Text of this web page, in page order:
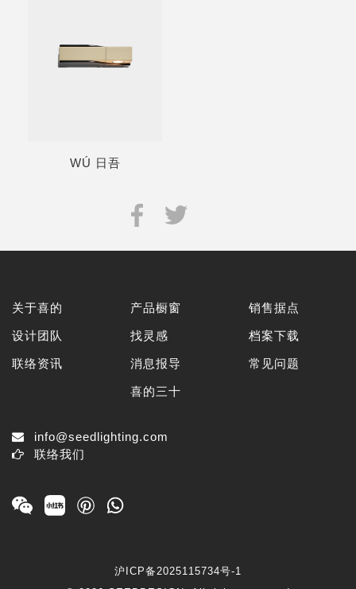
WÚ 日吾
关于喜的
设计团队
联络资讯
产品橱窗
找灵感
消息报导
喜的三十
销售据点
档案下载
常见问题
info@seedlighting.com
联络我们
沪ICP备2025115734号-1